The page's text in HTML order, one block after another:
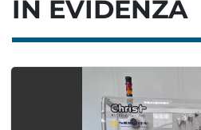
IN EVIDENZA